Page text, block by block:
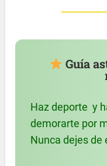
Guía
Haz deporte y
demorarte por
Nunca dejes de